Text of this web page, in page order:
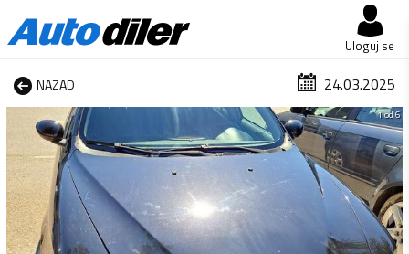
Uloguj se
NAZAD 24.03.2025
1 od 6